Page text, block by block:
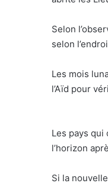
Selon
selon
Les mois
l’Aïd pour
Les pays
l’horizon
Si la